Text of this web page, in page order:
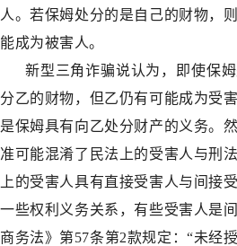
人。若保姆处分的是自己的财物，
能成为被害人。
新型三角诈骗说认为，即使保
分乙的财物，但乙仍有可能成为受
是保姆具有向乙处分财产的义务。
准可能混淆了民法上的受害人与刑
上的受害人具有直接受害人与间接
一些权利义务关系，有些受害人是
商务法》第57条第2款规定：“未经